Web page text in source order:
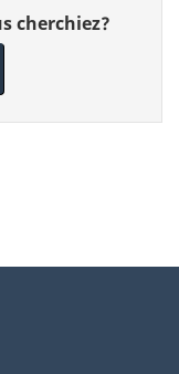
cherchiez?